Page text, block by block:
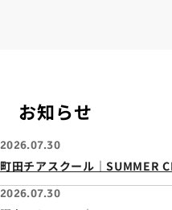
お知らせ
2026.07.30
町田チアスクール｜SUMMER
2026.07.30